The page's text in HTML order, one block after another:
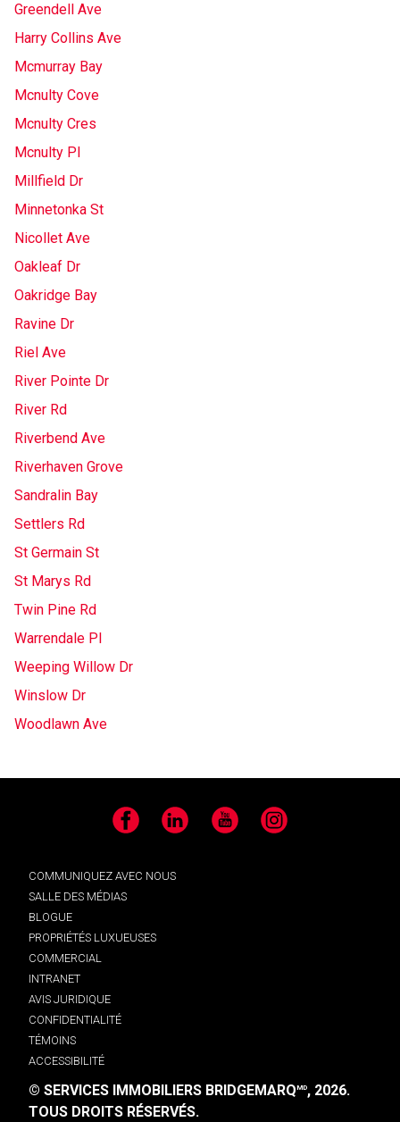
Greendell Ave
Harry Collins Ave
Mcmurray Bay
Mcnulty Cove
Mcnulty Cres
Mcnulty Pl
Millfield Dr
Minnetonka St
Nicollet Ave
Oakleaf Dr
Oakridge Bay
Ravine Dr
Riel Ave
River Pointe Dr
River Rd
Riverbend Ave
Riverhaven Grove
Sandralin Bay
Settlers Rd
St Germain St
St Marys Rd
Twin Pine Rd
Warrendale Pl
Weeping Willow Dr
Winslow Dr
Woodlawn Ave
Facebook LinkedIn YouTube Instagram
COMMUNIQUEZ AVEC NOUS
SALLE DES MÉDIAS
BLOGUE
PROPRIÉTÉS LUXUEUSES
COMMERCIAL
INTRANET
AVIS JURIDIQUE
CONFIDENTIALITÉ
TÉMOINS
ACCESSIBILITÉ
© SERVICES IMMOBILIERS BRIDGEMARQMD, 2026.
TOUS DROITS RÉSERVÉS.